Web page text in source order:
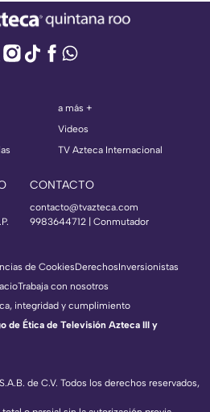
a más +
Videos
TV Azteca Internacional
CONTACTO
contacto@tvazteca.com
9983644712 | Conmutador
de C.V. Todos los derechos reservados,
de CookiesDerechosInversionistas
Trabaja con nosotros
integridad y cumplimiento
de Ética de Televisión Azteca III y